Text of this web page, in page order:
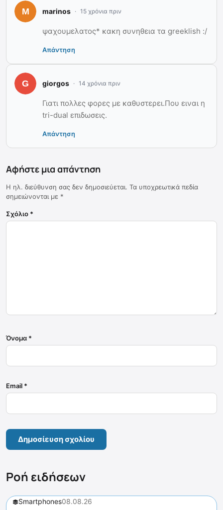
marinos 15 χρόνια πριν
ψαχουμελατος* κακη συνηθεια τα greeklish :/
Απάντηση
giorgos 14 χρόνια πριν
Γιατι πολλες φορες με καθυστερει.Που ειναι η
tri-dual επιδωσεις.
Απάντηση
Αφήστε μια απάντηση
Η ηλ. διεύθυνση σας δεν δημοσιεύεται. Τα υποχρεωτικά πεδία
σημειώνονται με *
Σχόλιο *
Όνομα *
Email *
Ροή ειδήσεων
Smartphones08.08.26